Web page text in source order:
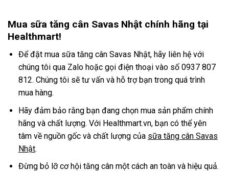
Mua sữa tăng cân Savas Nhật chính hãng tại
Healthmart!
Để đặt mua sữa tăng cân Savas Nhật, hãy liên hệ với
chúng tôi qua Zalo hoặc gọi điện thoại vào số 0937 807
812. Chúng tôi sẽ tư vấn và hỗ trợ bạn trong quá trình
mua hàng.
Hãy đảm bảo rằng bạn đang chọn mua sản phẩm chính
hãng và chất lượng. Với Healthmart.vn, bạn có thể yên
tâm về nguồn gốc và chất lượng của sữa tăng cân Savas
Nhật.
Đừng bỏ lỡ cơ hội tăng cân một cách an toàn và hiệu quả.